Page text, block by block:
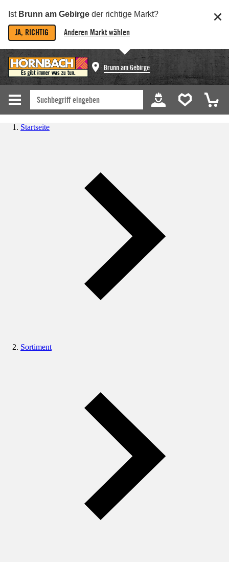
Ist Brunn am Gebirge der richtige Markt?
JA, RICHTIG Anderen Markt wählen
Brunn am Gebirge
Startseite
Sortiment